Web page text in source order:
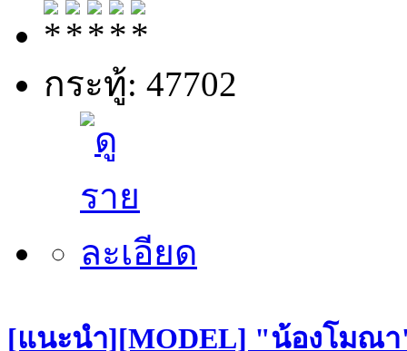
กระทู้: 47702
[แนะนำ][MODEL] "น้องโมณา